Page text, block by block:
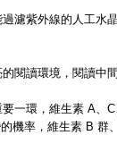
濾紫外線的人工水
閱讀環境，閱讀中
一環，維生素 A、C
機率，維生素 B 群